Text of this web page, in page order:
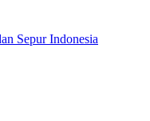
Sepur Indonesia